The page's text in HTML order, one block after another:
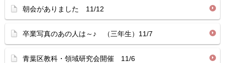
朝会がありました 11/12
卒業写真のあの人は～♪ （三年生）11/7
青葉区教科・領域研究会開催 11/6